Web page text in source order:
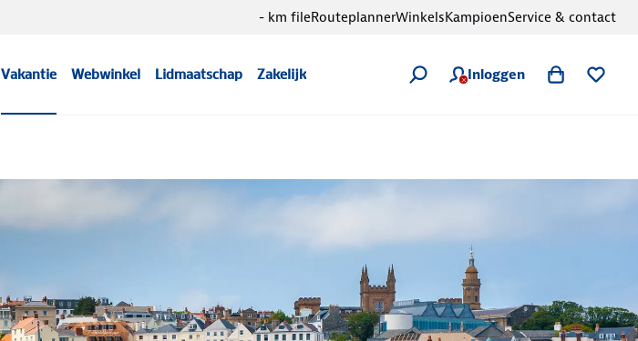
Vakantie Webwinkel Lidmaatschap Zakelijk Inloggen
- km fileRouteplannerWinkelsKampioenService & contact